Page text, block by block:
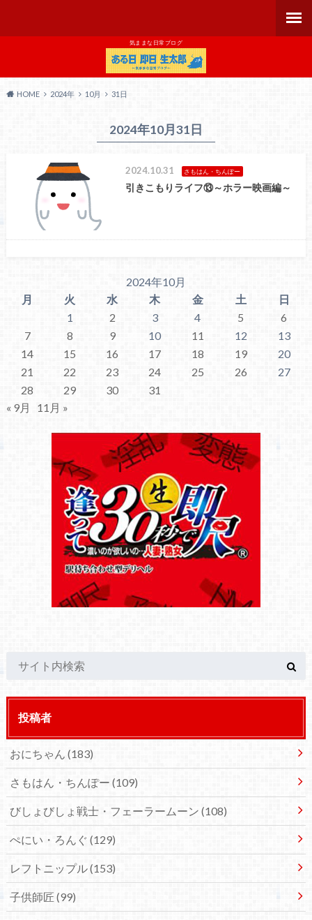
気ままな日常ブログ
HOME 2024年 10月 31日
2024年10月31日
2024.10.31 さもはん・ちんぽー
引きこもりライフ⑬～ホラー映画編～
2024年10月
月
火 水 木 金 土
日
1
2 3 4 5
6
7
8 9 10 11 12
13
14
15 16 17 18 19
20
21
22 23 24 25 26
27
28
29 30
31
« 9月
11月 »
投稿者
おにちゃん (183)
さもはん・ちんぽー (109)
びしょびしょ戦士・フェーラームーン (108)
ぺにい・ろんぐ (129)
レフトニップル(153)
子供師匠 (99)